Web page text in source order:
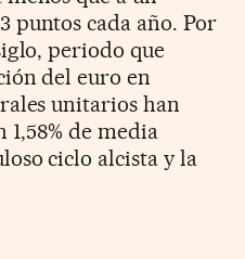
puntos cada año. Por
periodo que
del euro en
unitarios han
1,58% de media
ciclo alcista y la